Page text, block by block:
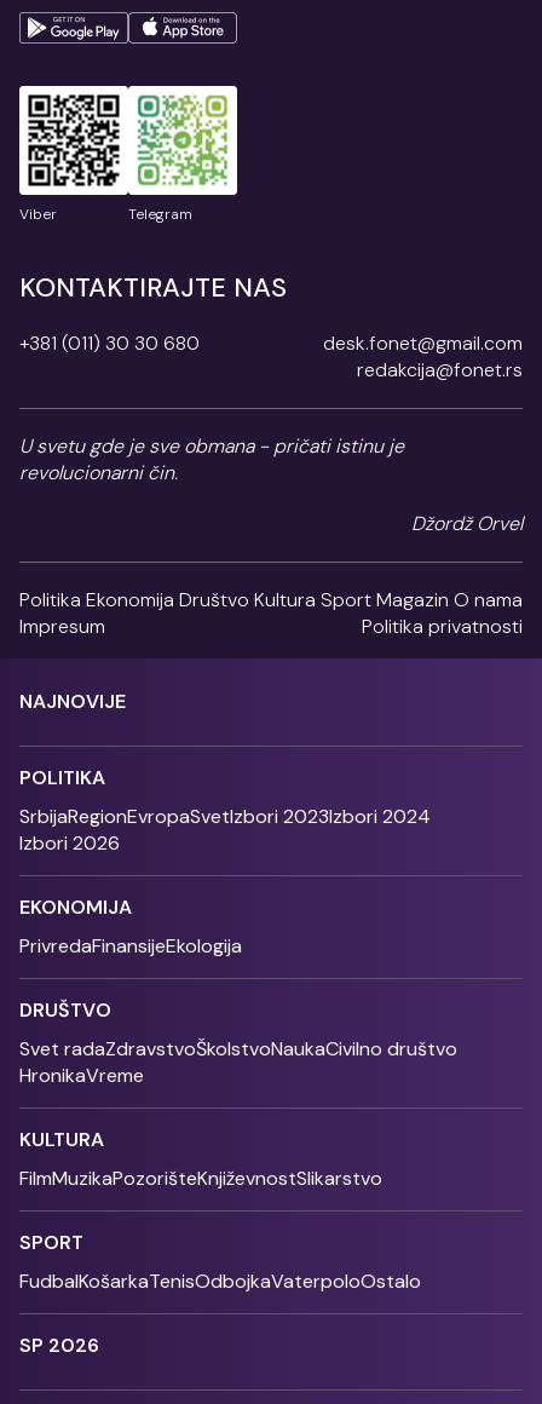
Viber Telegram
KONTAKTIRAJTE NAS
+381 (011) 30 30 680
desk.fonet@gmail.com
redakcija@fonet.rs
U svetu gde je sve obmana - pričati istinu je
revolucionarni čin.
Džordž Orvel
Politika Ekonomija Društvo Kultura SportMagazin O nama
Impresum
Politika privatnosti
NAJNOVIJE
POLITIKA
SrbijaRegionEvropaSvetIzbori 2023Izbori 2024
Izbori 2026
EKONOMIJA
PrivredaFinansijeEkologija
DRUŠTVO
Svet radaZdravstvoŠkolstvoNaukaCivilno društvo
HronikaVreme
KULTURA
FilmMuzikaPozorišteKnjiževnostSlikarstvo
SPORT
FudbalKošarkaTenisOdbojkaVaterpoloOstalo
SP 2026